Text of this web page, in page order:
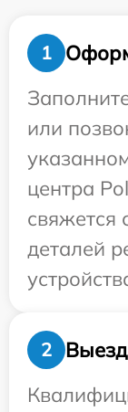
1
или
центра
свяжется
деталей
2